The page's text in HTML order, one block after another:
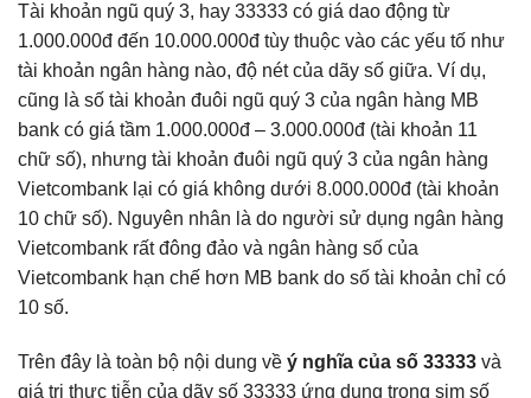
Tài khoản ngũ quý 3, hay 33333 có giá dao động từ
1.000.000đ đến 10.000.000đ tùy thuộc vào các yếu tố như
tài khoản ngân hàng nào, độ nét của dãy số giữa. Ví dụ,
cũng là số tài khoản đuôi ngũ quý 3 của ngân hàng MB
bank có giá tầm 1.000.000đ – 3.000.000đ (tài khoản 11
chữ số), nhưng tài khoản đuôi ngũ quý 3 của ngân hàng
Vietcombank lại có giá không dưới 8.000.000đ (tài khoản
10 chữ số). Nguyên nhân là do người sử dụng ngân hàng
Vietcombank rất đông đảo và ngân hàng số của
Vietcombank hạn chế hơn MB bank do số tài khoản chỉ có
10 số.
Trên đây là toàn bộ nội dung về ý nghĩa của số 33333 và
giá trị thực tiễn của dãy số 33333 ứng dụng trong sim số